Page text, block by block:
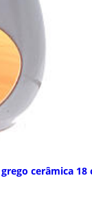
cerâmica 18